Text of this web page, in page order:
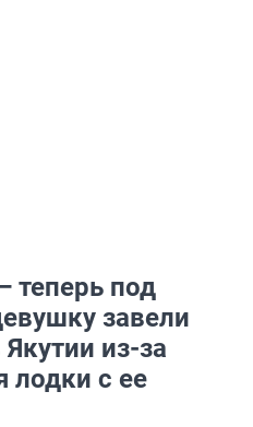
теперь под
завели
из-за
лодки с ее